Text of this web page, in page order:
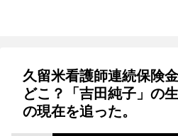
久留米看護師連続保険
どこ？「吉田純子」の
の現在を追った。